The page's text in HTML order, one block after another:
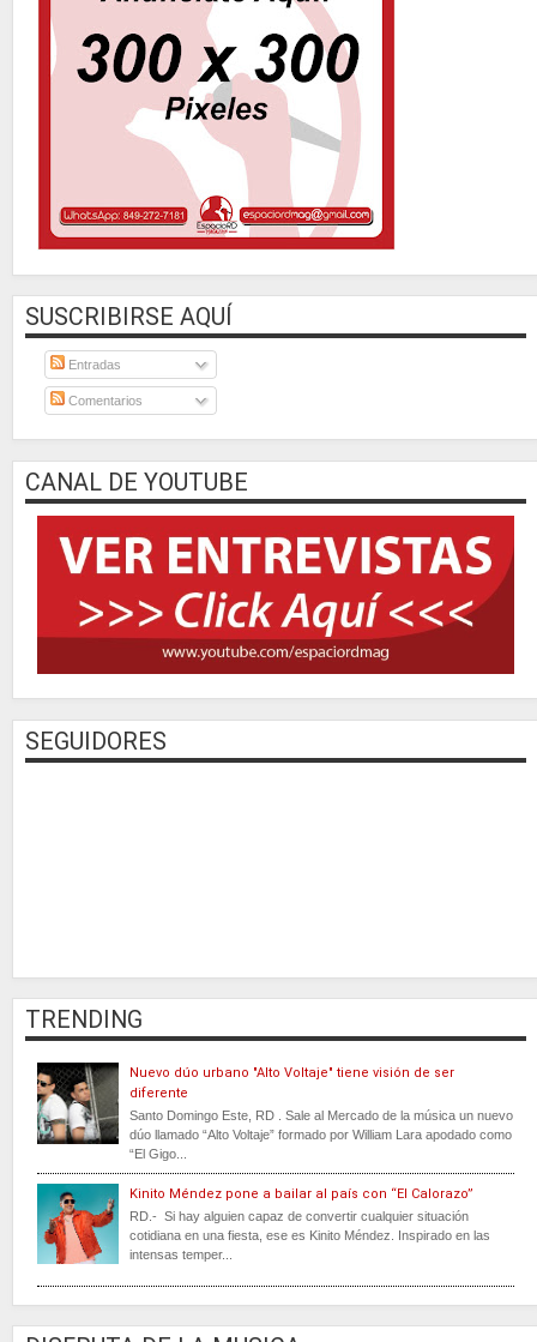
SUSCRIBIRSE AQUÍ
Entradas
Comentarios
CANAL DE YOUTUBE
SEGUIDORES
TRENDING
Nuevo dúo urbano "Alto Voltaje" tiene visión de ser
diferente
Santo Domingo Este, RD . Sale al Mercado de la música un nuevo
dúo llamado “Alto Voltaje” formado por William Lara apodado como
“El Gigo...
Kinito Méndez pone a bailar al país con “El Calorazo”
RD.- Si hay alguien capaz de convertir cualquier situación
cotidiana en una fiesta, ese es Kinito Méndez. Inspirado en las
intensas temper...